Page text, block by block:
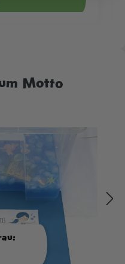
Motto